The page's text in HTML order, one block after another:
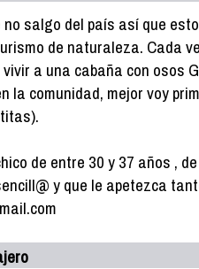
salgo del país así que
de naturaleza. Cada
a una cabaña con osos
la comunidad, mejor voy
de entre 30 y 37 años ,
y que le apetezca